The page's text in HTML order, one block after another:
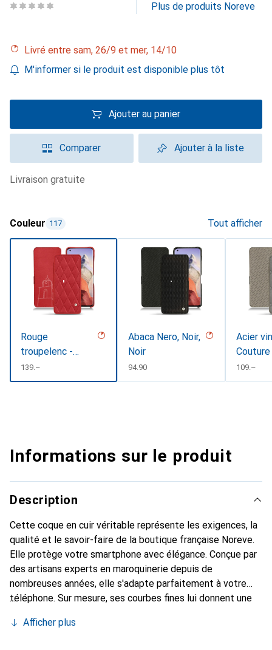
Plus de produits Noreve
Livré entre sam, 26/9 et mer, 14/10
M'informer si le produit est disponible plus tôt
Ajouter au panier
Comparer Ajouter à la liste
livraison gratuite
Couleur 117 Tout afficher
Rouge
troupelenc -
Couture
CHF
139.–
Abaca Nero, Noir,
Noir
CHF
94.90
Acier
Couture
CHF
109.–
Informations sur le produit
Description
Cette coque en cuir véritable représente les exigences, la
qualité et le savoir-faire de la boutique française Noreve.
Elle protège votre smartphone avec élégance. Conçue par
des artisans experts en maroquinerie depuis de
nombreuses années, elle s'adapte parfaitement à votre
téléphone. Sur mesure, ses courbes fines lui donnent une
indispensable pour votre smartphone. Reconnaître
Afficher plus